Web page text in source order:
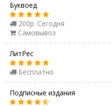
Буквоед
200р. Сегодня
Самовывоз
ЛитРес
Бесплатно
Подписные издания